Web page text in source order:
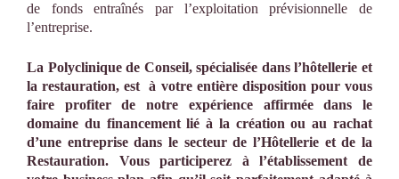
de fonds entraînés par l’exploitation prévisionnelle de
l’entreprise.
La Polyclinique de Conseil, spécialisée dans l’hôtellerie et
la restauration, est à votre entière disposition pour vous
faire profiter de notre expérience affirmée dans le
domaine du financement lié à la création ou au rachat
d’une entreprise dans le secteur de l’Hôtellerie et de la
Restauration. Vous participerez à l’établissement de